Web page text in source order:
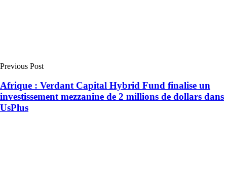
Previous Post
Afrique : Verdant Capital Hybrid Fund finalise un
investissement mezzanine de 2 millions de dollars dans
UsPlus